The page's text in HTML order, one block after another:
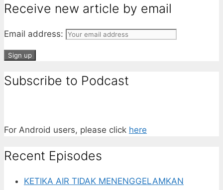
Receive new article by email
Email address:
Subscribe to Podcast
For Android users, please click here
Recent Episodes
KETIKA AIR TIDAK MENENGGELAMKAN